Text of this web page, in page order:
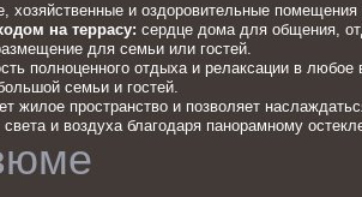
хозяйственные и оздоровительные
на террасу: сердце дома для общения,
для семьи или гостей.
полноценного отдыха и релаксации в любое
семьи и гостей.
жилое пространство и позволяет
света и воздуха благодаря панорамному